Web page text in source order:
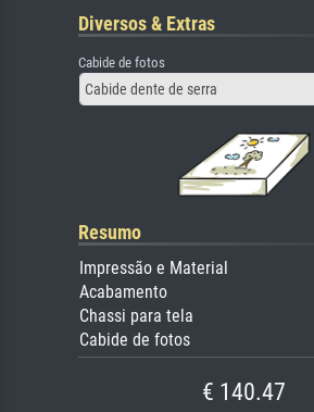
Diversos & Extras
Cabide de fotos
Cabide dente de serra
Resumo
Impressão e Material
Acabamento
Chassi para tela
Cabide de fotos
€ 140.47